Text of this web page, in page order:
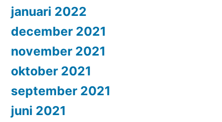
januari 2022
december 2021
november 2021
oktober 2021
september 2021
juni 2021